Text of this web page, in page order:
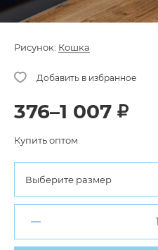
Рисунок: Кошка
376–1 007
Купить оптом
Выберите размер